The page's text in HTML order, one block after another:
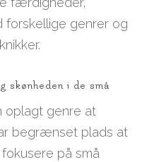
forskellige genrer og
skønheden i de små
oplagt genre at
begrænset plads at
på små